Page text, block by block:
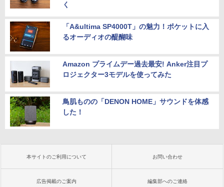
く
「A&ultima SP4000T」の魅力！ポケットに入
るオーディオの醍醐味
Amazon プライムデー過去最安! Anker注目プ
ロジェクター3モデルを使ってみた
鳥肌ものの「DENON HOME」サウンドを体感
した！
本サイトのご利用について お問い合わせ
広告掲載のご案内 編集部へのご連絡